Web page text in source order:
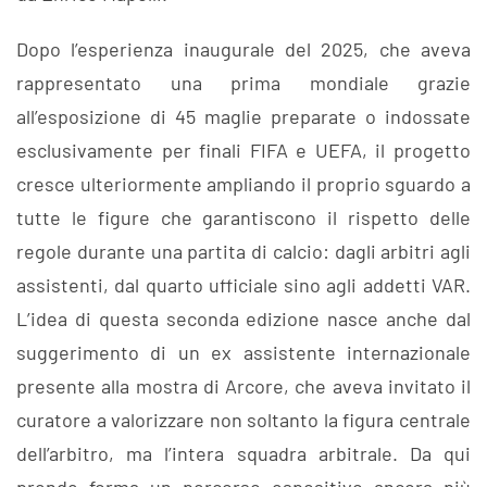
Dopo l’esperienza inaugurale del 2025, che aveva
rappresentato una prima mondiale grazie
all’esposizione di 45 maglie preparate o indossate
esclusivamente per finali FIFA e UEFA, il progetto
cresce ulteriormente ampliando il proprio sguardo a
tutte le figure che garantiscono il rispetto delle
regole durante una partita di calcio: dagli arbitri agli
assistenti, dal quarto ufficiale sino agli addetti VAR.
L’idea di questa seconda edizione nasce anche dal
suggerimento di un ex assistente internazionale
presente alla mostra di Arcore, che aveva invitato il
curatore a valorizzare non soltanto la figura centrale
dell’arbitro, ma l’intera squadra arbitrale. Da qui